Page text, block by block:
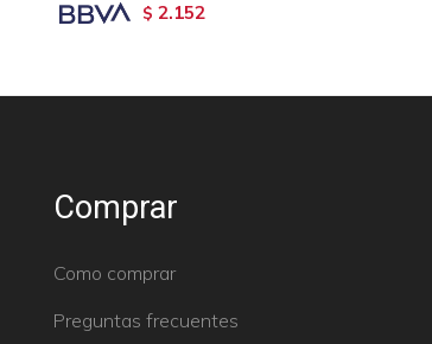
$ 2.152
Comprar
Como comprar
Preguntas frecuentes